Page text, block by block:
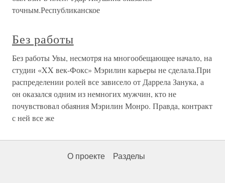
точным.Республиканское
Без работы
Без работы Увы, несмотря на многообещающее начало, на
студии «XX век-Фокс» Мэрилин карьеры не сделала.При
распределении ролей все зависело от Даррела Занука, а
он оказался одним из немногих мужчин, кто не
почувствовал обаяния Мэрилин Монро. Правда, контракт
с ней все же
О проекте Разделы